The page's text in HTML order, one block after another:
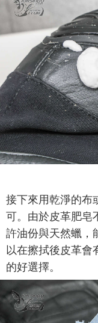
接下來用乾淨的布
可。由於皮革肥皂
許油份與天然蠟，
以在擦拭後皮革會
的好選擇。